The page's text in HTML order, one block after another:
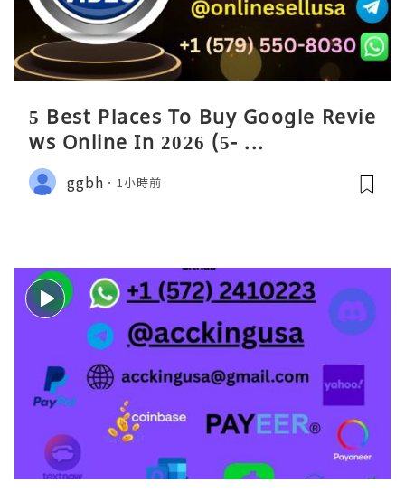
5 Best Places To Buy Google Revie
ws Online In 2026 (5- ...
ggbh 1小時前